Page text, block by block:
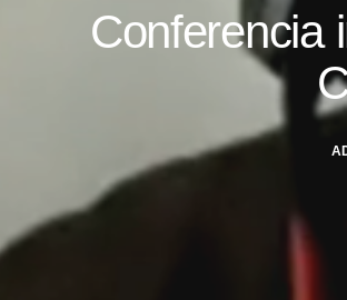
Conferencia